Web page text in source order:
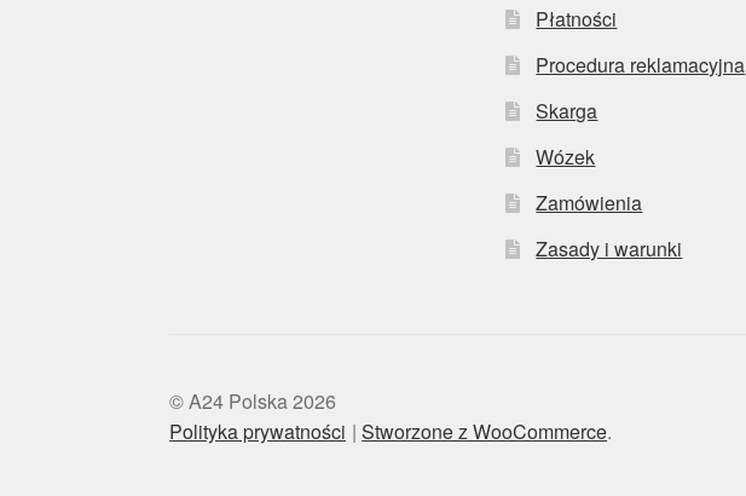
Płatności
Procedura reklamacyjna
Skarga
Wózek
Zamówienia
Zasady i warunki
© A24 Polska 2026
Polityka prywatności
Stworzone z WooCommerce.